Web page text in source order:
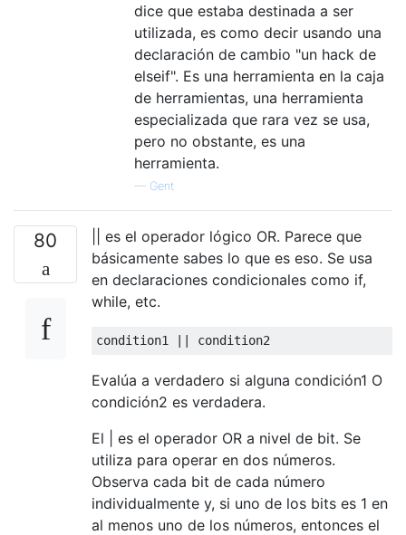
dice que estaba destinada a ser
utilizada, es como decir usando una
declaración de cambio "un hack de
elseif". Es una herramienta en la caja
de herramientas, una herramienta
especializada que rara vez se usa,
pero no obstante, es una
herramienta.
— Gent
80
|| es el operador lógico OR. Parece que
básicamente sabes lo que es eso. Se usa
en declaraciones condicionales como if,
while, etc.
condition1 || condition2
Evalúa a verdadero si alguna condición1 O
condición2 es verdadera.
El | es el operador OR a nivel de bit. Se
utiliza para operar en dos números.
Observa cada bit de cada número
individualmente y, si uno de los bits es 1 en
al menos uno de los números, entonces el